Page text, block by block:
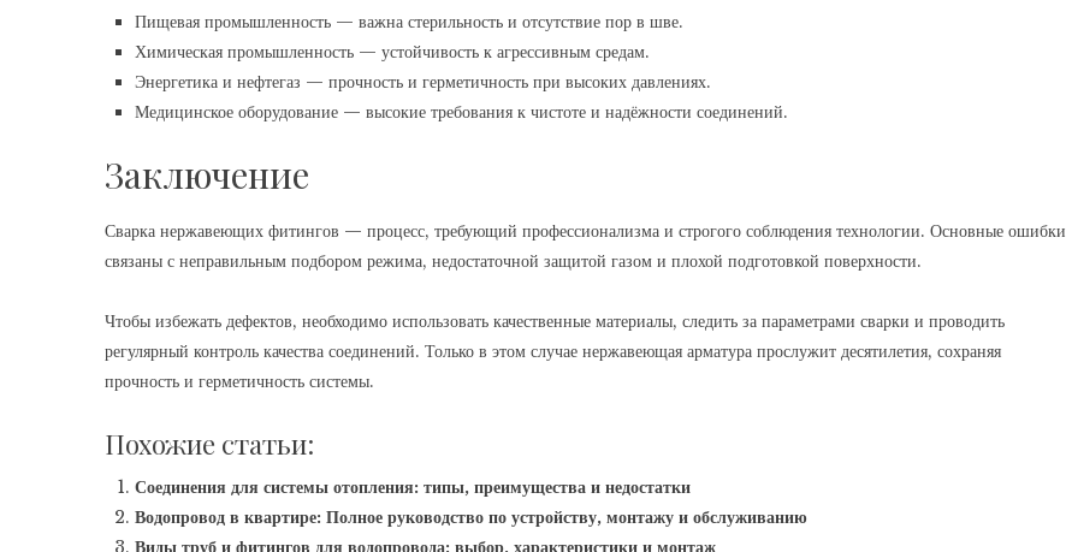
Пищевая промышленность — важна стерильность и отсутствие пор в шве.
Химическая промышленность — устойчивость к агрессивным средам.
Энергетика и нефтегаз — прочность и герметичность при высоких давлениях.
Медицинское оборудование — высокие требования к чистоте и надёжности соединений.
Заключение
Сварка нержавеющих фитингов — процесс, требующий профессионализма и строгого соблюдения технологии. Основные ошибки
связаны с неправильным подбором режима, недостаточной защитой газом и плохой подготовкой поверхности.
Чтобы избежать дефектов, необходимо использовать качественные материалы, следить за параметрами сварки и проводить
регулярный контроль качества соединений. Только в этом случае нержавеющая арматура прослужит десятилетия, сохраняя
прочность и герметичность системы.
Похожие статьи:
Соединения для системы отопления: типы, преимущества и недостатки
Водопровод в квартире: Полное руководство по устройству, монтажу и обслуживанию
Виды труб и фитингов для водопровода: выбор, характеристики и монтаж